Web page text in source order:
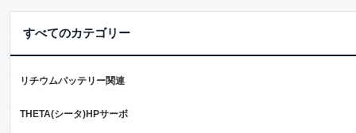
すべてのカテゴリー
リチウムバッテリー関連
THETA(シータ)HPサーボ